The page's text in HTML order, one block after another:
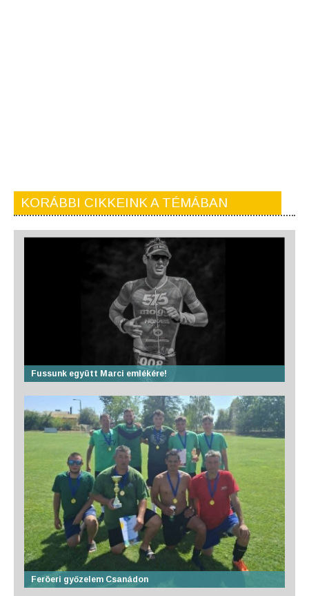
KORÁBBI CIKKEINK A TÉMÁBAN
Fussunk együtt Marci emlékére!
Feröeri győzelem Csanádon